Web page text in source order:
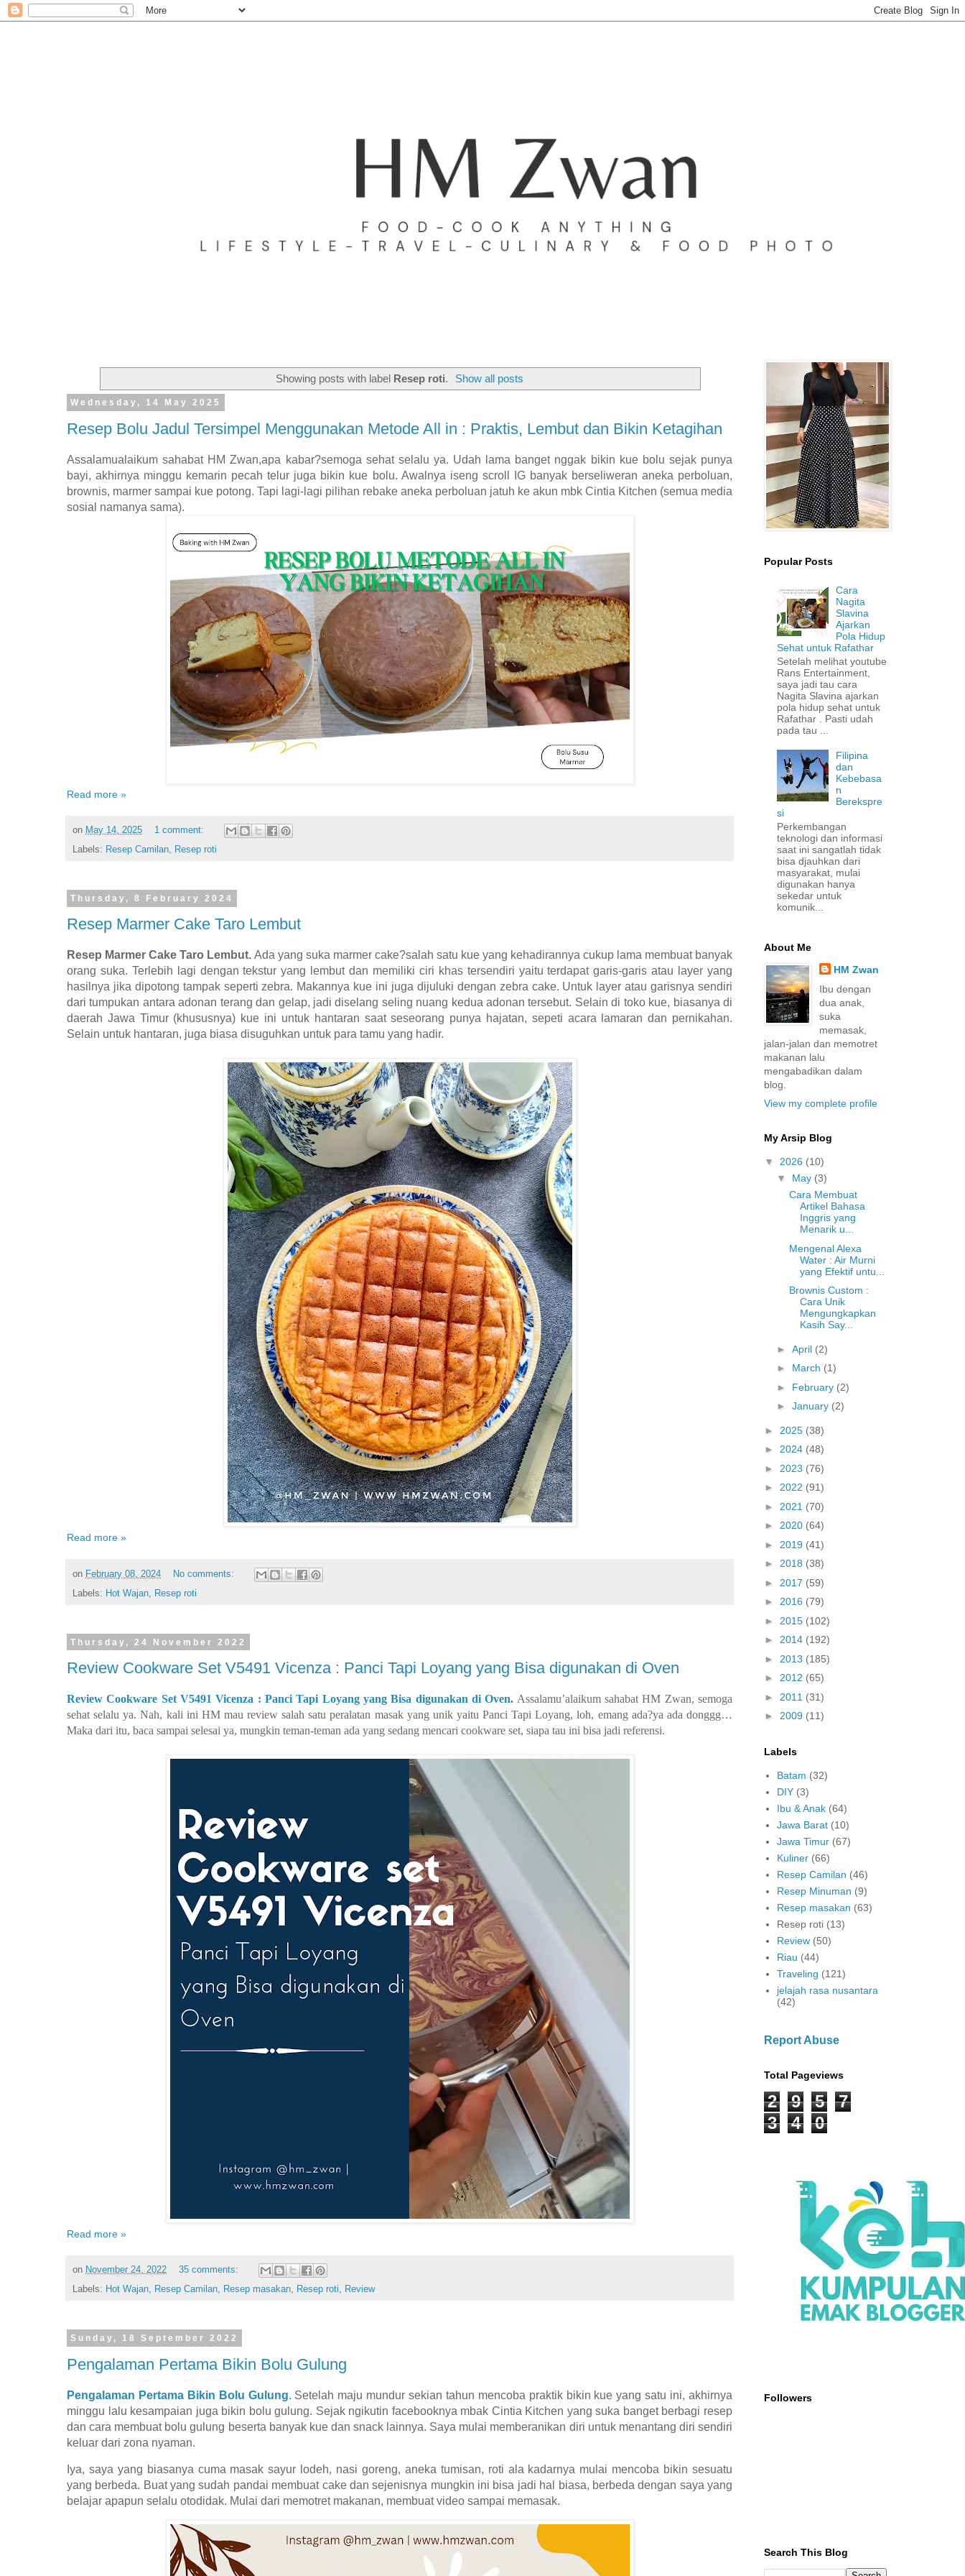
Showing posts with label Resep roti. Show all posts
Wednesday, 14 May 2025
Resep Bolu Jadul Tersimpel Menggunakan Metode All in : Praktis, Lembut dan Bikin Ketagihan
Assalamualaikum sahabat HM Zwan,apa kabar?semoga sehat selalu ya. Udah lama banget nggak bikin kue bolu sejak punya
bayi, akhirnya minggu kemarin pecah telur juga bikin kue bolu. Awalnya iseng scroll IG banyak berseliweran aneka perboluan,
brownis, marmer sampai kue potong. Tapi lagi-lagi pilihan rebake aneka perboluan jatuh ke akun mbk Cintia Kitchen (semua media
sosial namanya sama).
Read more »
on May 14, 2025
1 comment:
Labels: Resep Camilan, Resep roti
Thursday, 8 February 2024
Resep Marmer Cake Taro Lembut
Resep Marmer Cake Taro Lembut. Ada yang suka marmer cake?salah satu kue yang kehadirannya cukup lama membuat banyak
orang suka. Terlebih lagi dengan tekstur yang lembut dan memiliki ciri khas tersendiri yaitu terdapat garis-garis atau layer yang
hasilnya jika dipotong tampak seperti zebra. Makannya kue ini juga dijuluki dengan zebra cake. Untuk layer atau garisnya sendiri
dari tumpukan antara adonan terang dan gelap, jadi diselang seling nuang kedua adonan tersebut. Selain di toko kue, biasanya di
daerah Jawa Timur (khususnya) kue ini untuk hantaran saat seseorang punya hajatan, sepeti acara lamaran dan pernikahan.
Selain untuk hantaran, juga biasa disuguhkan untuk para tamu yang hadir.
Read more »
on February 08, 2024
No comments:
Labels: Hot Wajan Resep roti
Thursday, 24 November 2022
Review Cookware Set V5491 Vicenza : Panci Tapi Loyang yang Bisa digunakan di Oven
Review Cookware Set V5491 Vicenza : Panci Tapi Loyang yang Bisa digunakan di Oven. Assalamu’alaikum sahabat HM Zwan, semoga
sehat selalu ya. Nah, kali ini HM mau review salah satu peralatan masak yang unik yaitu Panci Tapi Loyang, loh, emang ada?ya ada donggg…
Maka dari itu, baca sampai selesai ya, mungkin teman-teman ada yang sedang mencari cookware set, siapa tau ini bisa jadi referensi.
Read more »
on November 24, 2022
35 comments:
Labels: Hot Wajan, Resep Camilan, Resep masakan, Resep roti, Review
Sunday, 18 September 2022
Pengalaman Pertama Bikin Bolu Gulung
Pengalaman Pertama Bikin Bolu Gulung. Setelah maju mundur sekian tahun mencoba praktik bikin kue yang satu ini, akhirnya
minggu lalu kesampaian juga bikin bolu gulung. Sejak ngikutin facebooknya mbak Cintia Kitchen yang suka banget berbagi resep
dan cara membuat bolu gulung beserta banyak kue dan snack lainnya. Saya mulai memberanikan diri untuk menantang diri sendiri
keluar dari zona nyaman.
Iya, saya yang biasanya cuma masak sayur lodeh, nasi goreng, aneka tumisan, roti ala kadarnya mulai mencoba bikin sesuatu
yang berbeda. Buat yang sudah pandai membuat cake dan sejenisnya mungkin ini bisa jadi hal biasa, berbeda dengan saya yang
belajar apapun selalu otodidak. Mulai dari memotret makanan, membuat video sampai memasak.
Popular Posts
Cara
Nagita
Slavina
Ajarkan
Pola Hidup
Sehat untuk Rafathar
Setelah melihat youtube
Rans Entertainment,
saya jadi tau cara
Nagita Slavina ajarkan
pola hidup sehat untuk
Rafathar . Pasti udah
pada tau ...
Filipina
dan
Kebebasa
n
Berekspre
si
Perkembangan
teknologi dan informasi
saat ini sangatlah tidak
bisa djauhkan dari
masyarakat, mulai
digunakan hanya
sekedar untuk
komunik...
About Me
HM Zwan
Ibu dengan
dua anak,
suka
memasak,
jalan-jalan dan memotret
makanan lalu
mengabadikan dalam
blog.
View my complete profile
My Arsip Blog
▼ 2026 (10)
▼ May (3)
Cara Membuat
Artikel Bahasa
Inggris yang
Menarik u...
Mengenal Alexa
Water : Air Murni
yang Efektif untu...
Brownis Custom :
Cara Unik
Mengungkapkan
Kasih Say...
► April (2)
► March (1)
► February (2)
► January (2)
► 2025 (38)
► 2024 (48)
► 2023 (76)
► 2022 (91)
► 2021 (70)
► 2020 (64)
► 2019 (41)
► 2018 (38)
► 2017 (59)
► 2016 (79)
► 2015 (102)
► 2014 (192)
► 2013 (185)
► 2012 (65)
► 2011 (31)
► 2009 (11)
Labels
Batam (32)
DIY (3)
Ibu & Anak (64)
Jawa Barat (10)
Jawa Timur (67)
Kuliner (66)
Resep Camilan (46)
Resep Minuman (9)
Resep masakan (63)
Resep roti (13)
Review (50)
Riau (44)
Traveling (121)
jelajah rasa nusantara
(42)
Report Abuse
Total Pageviews
2 9 5
7
3
4 0
Followers
Search This Blog